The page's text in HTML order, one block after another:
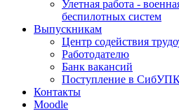
Улетная работа -
беспилотных систем
Выпускникам
Центр содействия
Работодателю
Банк вакансий
Поступление в
Контакты
Moodle